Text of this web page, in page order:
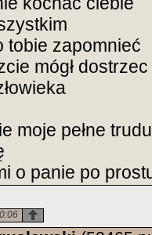
tobie zapomnieć
mógł
moje pełne
o panie po